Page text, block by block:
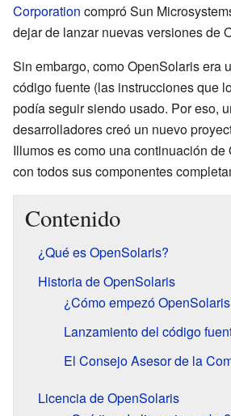
Corporation compró Sun
dejar de lanzar nuevas versiones de
Sin embargo, como OpenSolaris era
código fuente (las instrucciones que
podía seguir siendo usado. Por eso,
desarrolladores creó un nuevo
Illumos es como una continuación
con todos sus componentes
Contenido
¿Qué es OpenSolaris?
Historia de OpenSolaris
¿Cómo empezó
Lanzamiento del código
El Consejo Asesor de la
Licencia de OpenSolaris